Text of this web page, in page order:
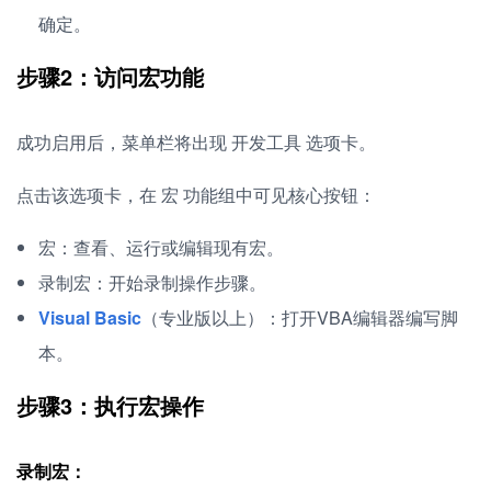
确定。
步骤2：访问宏功能
成功启用后，菜单栏将出现 开发工具 选项卡。
点击该选项卡，在 宏 功能组中可见核心按钮：
宏：查看、运行或编辑现有宏。
录制宏：开始录制操作步骤。
Visual Basic （专业版以上）：打开VBA编辑器编写脚
本。
步骤3：执行宏操作
录制宏：